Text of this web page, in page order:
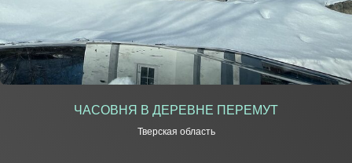
ЧАСОВНЯ В ДЕРЕВНЕ ПЕРЕМУТ
Тверская область